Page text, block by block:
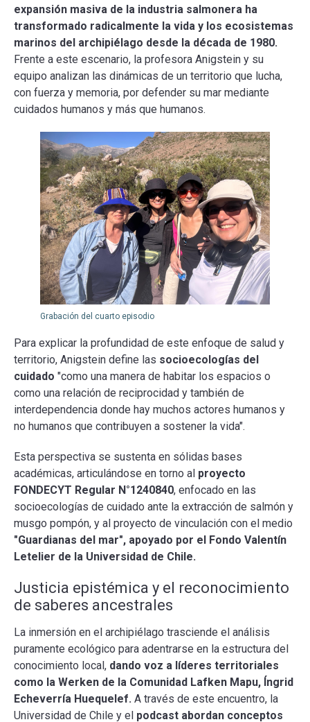
expansión masiva de la industria salmonera ha
transformado radicalmente la vida y los ecosistemas
marinos del archipiélago desde la década de 1980.
Frente a este escenario, la profesora Anigstein y su
equipo analizan las dinámicas de un territorio que lucha,
con fuerza y memoria, por defender su mar mediante
cuidados humanos y más que humanos.
Grabación del cuarto episodio
Para explicar la profundidad de este enfoque de salud y
territorio, Anigstein define las socioecologías del
cuidado "como una manera de habitar los espacios o
como una relación de reciprocidad y también de
interdependencia donde hay muchos actores humanos y
no humanos que contribuyen a sostener la vida".
Esta perspectiva se sustenta en sólidas bases
académicas, articulándose en torno al proyecto
FONDECYT Regular N°1240840, enfocado en las
socioecologías de cuidado ante la extracción de salmón y
musgo pompón, y al proyecto de vinculación con el medio
"Guardianas del mar", apoyado por el Fondo Valentín
Letelier de la Universidad de Chile.
Justicia epistémica y el reconocimiento
de saberes ancestrales
La inmersión en el archipiélago trasciende el análisis
puramente ecológico para adentrarse en la estructura del
conocimiento local, dando voz a líderes territoriales
como la Werken de la Comunidad Lafken Mapu, Íngrid
Echeverría Huequelef. A través de este encuentro, la
Universidad de Chile y el podcast abordan conceptos